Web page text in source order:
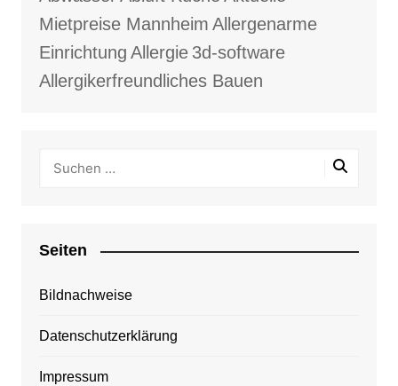
Mietpreise Mannheim Allergenarme
Einrichtung Allergie 3d-software
Allergikerfreundliches Bauen
Seiten
Bildnachweise
Datenschutzerklärung
Impressum